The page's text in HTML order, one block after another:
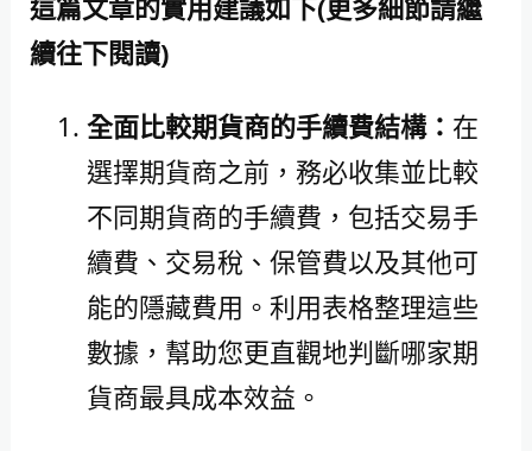
這篇文章的實用建議如下(更多細節請繼
續往下閱讀)
全面比較期貨商的手續費結構： 在
選擇期貨商之前，務必收集並比較
不同期貨商的手續費，包括交易手
續費、交易稅、保管費以及其他可
能的隱藏費用。利用表格整理這些
數據，幫助您更直觀地判斷哪家期
貨商最具成本效益。